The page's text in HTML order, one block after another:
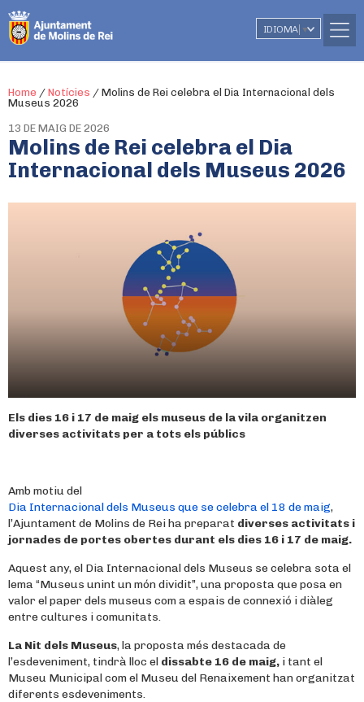
IDIOMA ▼
Home / Notícies / Molins de Rei celebra el Dia Internacional dels
Museus 2026
13 DE MAIG DE 2026
Molins de Rei celebra el Dia
Internacional dels Museus 2026
Els dies 16 i 17 de maig els museus de la vila organitzen
diverses activitats per a tots els públics
Amb motiu del
Dia Internacional dels Museus que se celebra el 18 de maig,
l’Ajuntament de Molins de Rei ha preparat diverses activitats i
jornades de portes obertes durant els dies 16 i 17 de maig.
Aquest any, el Dia Internacional dels Museus se celebra sota el
lema “Museus unint un món dividit”, una proposta que posa en
valor el paper dels museus com a espais de connexió i diàleg
entre cultures i comunitats.
La Nit dels Museus, la proposta més destacada de
l’esdeveniment, tindrà lloc el dissabte 16 de maig, i tant el
Museu Municipal com el Museu del Renaixement han organitzat
diferents esdeveniments.